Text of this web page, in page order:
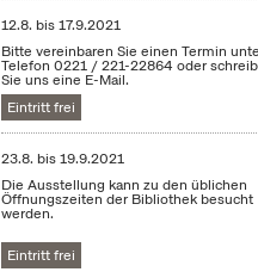
12.8. bis17.9.2021
Bitte vereinbaren Sie einen Termin
Telefon 0221 / 221-22864 oder
Sie uns eine E-Mail.
Eintritt frei
23.8. bis19.9.2021
Die Ausstellung kann zu den üblichen
Öffnungszeiten der Bibliothek besucht
werden.
Eintritt frei